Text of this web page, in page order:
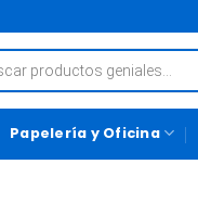
Papelería y Oficina